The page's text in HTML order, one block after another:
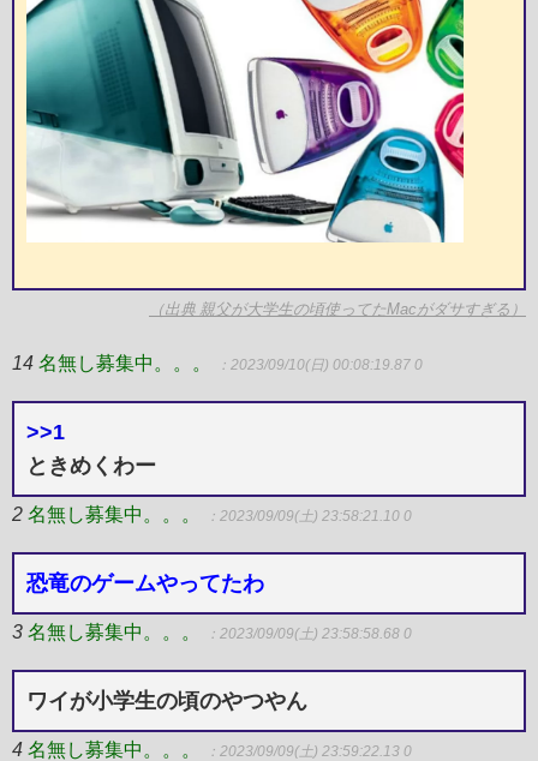
（出典 親父が大学生の頃使ってたMacがダサすぎる）
14 名無し募集中。。。 ：2023/09/10(日) 00:08:19.87 0
>>1
ときめくわー
2 名無し募集中。。。 ：2023/09/09(土) 23:58:21.10 0
恐竜のゲームやってたわ
3 名無し募集中。。。 ：2023/09/09(土) 23:58:58.68 0
ワイが小学生の頃のやつやん
4 名無し募集中。。。 ：2023/09/09(土) 23:59:22.13 0